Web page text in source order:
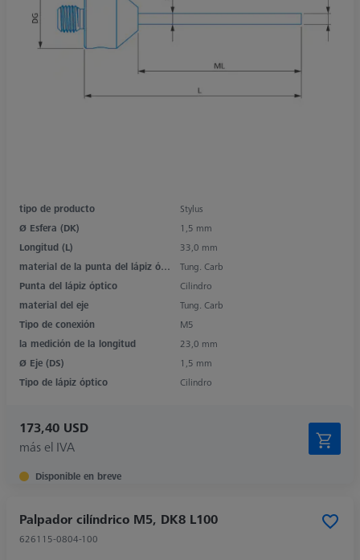
tipo de producto
Stylus
Ø Esfera (DK)
1,5 mm
Longitud (L)
33,0 mm
material de la punta del lápiz óptico
Tung. Carb
Punta del lápiz óptico
Cilindro
material del eje
Tung. Carb
Tipo de conexión
M5
la medición de la longitud
23,0 mm
Ø Eje (DS)
1,5 mm
Tipo de lápiz óptico
Cilindro
173,40 USD
más el IVA
Disponible en breve
Palpador cilíndrico M5, DK8 L100
626115-0804-100